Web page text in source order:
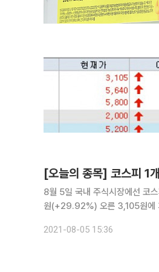
[오늘의 종목] 코스피 1
8월 5일 국내 주식시장에선 코스피 1개, 코스닥 4개 종
원(+29.92%) 오른 3,105원에
2021-08-05 15:36